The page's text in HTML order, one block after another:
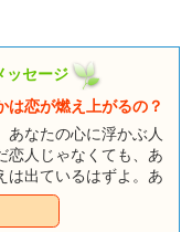
ッセージ
は恋が燃え上がるの？
あなたの心に浮かぶ人
人じゃなくても、あ
は出ているはずよ。あ
てくれるチャンスはあ